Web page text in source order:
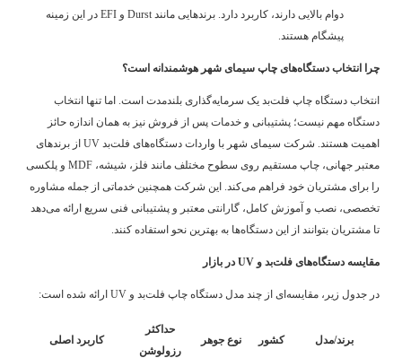
دوام بالایی دارند، کاربرد دارد. برندهایی مانند Durst و EFI در این زمینه
پیشگام هستند.
چرا انتخاب دستگاه‌های چاپ سیمای شهر هوشمندانه است؟
انتخاب دستگاه چاپ فلت‌بد یک سرمایه‌گذاری بلندمدت است. اما تنها انتخاب
دستگاه مهم نیست؛ پشتیبانی و خدمات پس از فروش نیز به همان اندازه حائز
اهمیت هستند. شرکت سیمای شهر با واردات دستگاه‌های فلت‌بد UV از برندهای
معتبر جهانی، چاپ مستقیم روی سطوح مختلف مانند فلز، شیشه، MDF و پلکسی
را برای مشتریان خود فراهم می‌کند. این شرکت همچنین خدماتی از جمله مشاوره
تخصصی، نصب و آموزش کامل، گارانتی معتبر و پشتیبانی فنی سریع ارائه می‌دهد
تا مشتریان بتوانند از این دستگاه‌ها به بهترین نحو استفاده کنند.
مقایسه دستگاه‌های فلت‌بد و UV در بازار
در جدول زیر، مقایسه‌ای از چند مدل دستگاه چاپ فلت‌بد و UV ارائه شده است:
برند/مدل کشور نوع جوهر
حداکثر
رزولوشن
کاربرد اصلی